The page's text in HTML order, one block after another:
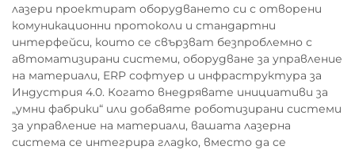
лазери проектират оборудването си с отворени
комуникационни протоколи и стандартни
интерфейси, които се свързват безпроблемно с
автоматизирани системи, оборудване за управление
на материали, ERP софтуер и инфраструктура за
Индустрия 4.0. Когато внедрявате инициативи за
„умни фабрики“ или добавяте роботизирани системи
за управление на материали, вашата лазерна
система се интегрира гладко, вместо да се